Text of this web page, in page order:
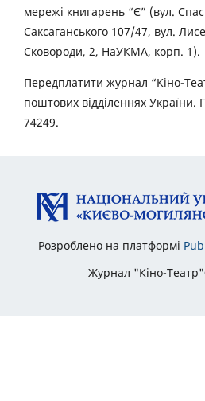
мережі книгарень “Є” (вул.
Саксаганського 107/47, вул.
Сковороди, 2, НаУКМА, корп. 1).
Передплатити журнал “Кіно-
поштових відділеннях України.
74249.
Розроблено на платформі
Журнал "Кіно-